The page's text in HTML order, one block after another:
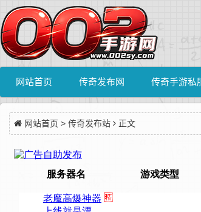
网站首页 传奇发布网 传奇手游私
网站首页 > 传奇发布站 正文